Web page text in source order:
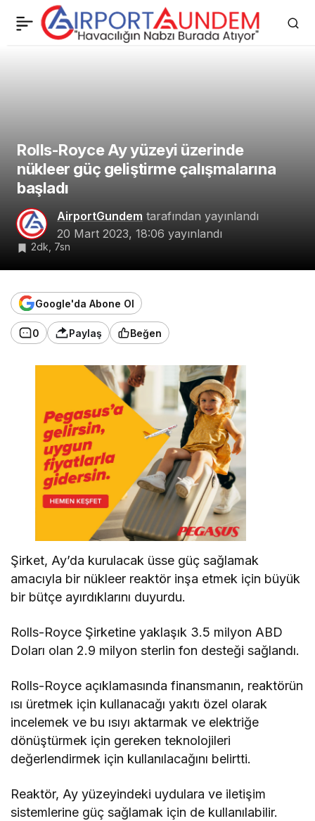
Rolls-Royce Ay yüzeyi üzerinde
nükleer güç geliştirme çalışmalarına
başladı
AirportGundem tarafından yayınlandı
20 Mart 2023, 18:06 yayınlandı
2dk, 7sn
Google'da Abone Ol
0 Paylaş Beğen
Şirket, Ay’da kurulacak üsse güç sağlamak
amacıyla bir nükleer reaktör inşa etmek için büyük
bir bütçe ayırdıklarını duyurdu.
Rolls-Royce Şirketine yaklaşık 3.5 milyon ABD
Doları olan 2.9 milyon sterlin fon desteği sağlandı.
Rolls-Royce açıklamasında finansmanın, reaktörün
ısı üretmek için kullanacağı yakıtı özel olarak
incelemek ve bu ısıyı aktarmak ve elektriğe
dönüştürmek için gereken teknolojileri
değerlendirmek için kullanılacağını belirtti.
Reaktör, Ay yüzeyindeki uydulara ve iletişim
sistemlerine güç sağlamak için de kullanılabilir.
Rolls-Royce Ay yüzeyi